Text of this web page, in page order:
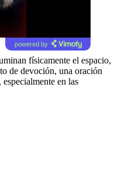
powered by
físicamente el espacio,
de devoción, una oración
en las